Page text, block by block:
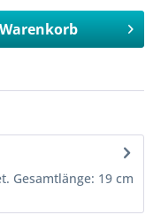
Warenkorb
Gesamtlänge: 19 cm